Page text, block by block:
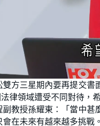
雙方三星期內要再提交
律領域遭受不同對待，
副教授孫耀東：「當中
在未來有越來越多挑戰。